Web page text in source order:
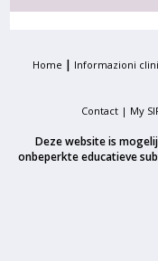
Home | Informazioni
Contact | My
Deze website is
onbeperkte educatieve